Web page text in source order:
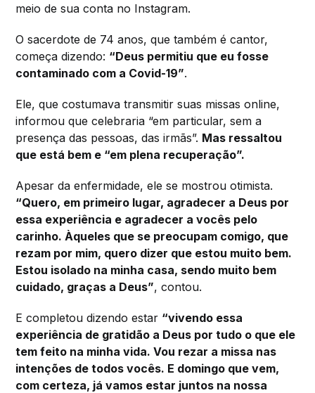
meio de sua conta no Instagram.
O sacerdote de 74 anos, que também é cantor,
começa dizendo: “Deus permitiu que eu fosse
contaminado com a Covid-19”.
Ele, que costumava transmitir suas missas online,
informou que celebraria “em particular, sem a
presença das pessoas, das irmãs”. Mas ressaltou
que está bem e “em plena recuperação”.
Apesar da enfermidade, ele se mostrou otimista.
“Quero, em primeiro lugar, agradecer a Deus por
essa experiência e agradecer a vocês pelo
carinho. Àqueles que se preocupam comigo, que
rezam por mim, quero dizer que estou muito bem.
Estou isolado na minha casa, sendo muito bem
cuidado, graças a Deus”, contou.
E completou dizendo estar “vivendo essa
experiência de gratidão a Deus por tudo o que ele
tem feito na minha vida. Vou rezar a missa nas
intenções de todos vocês. E domingo que vem,
com certeza, já vamos estar juntos na nossa